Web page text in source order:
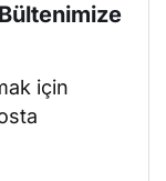
için